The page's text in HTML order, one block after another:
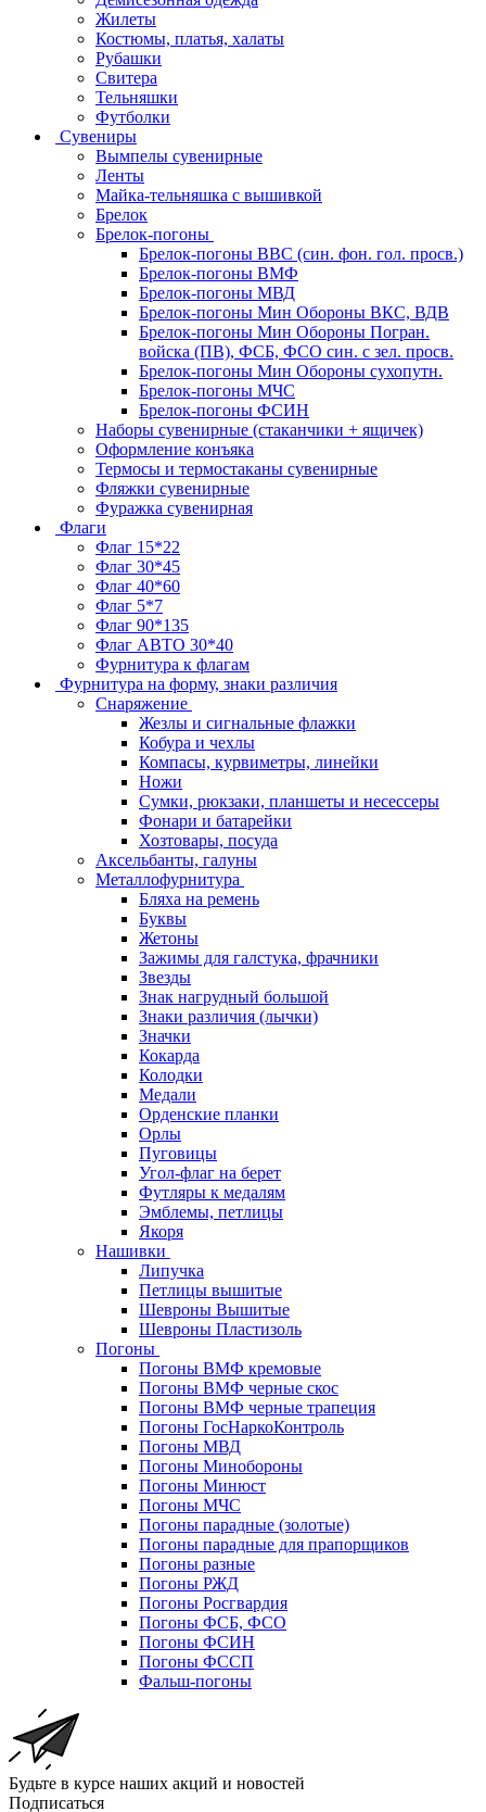
Жилеты
Костюмы, платья, халаты
Рубашки
Свитера
Тельняшки
Футболки
Сувениры
Вымпелы сувенирные
Ленты
Майка-тельняшка с вышивкой
Брелок
Брелок-погоны
Брелок-погоны ВВС (син. фон. гол. просв.)
Брелок-погоны ВМФ
Брелок-погоны МВД
Брелок-погоны Мин Обороны ВКС, ВДВ
Брелок-погоны Мин Обороны Погран.
войска (ПВ), ФСБ, ФСО син. с зел. просв.
Брелок-погоны Мин Обороны сухопутн.
Брелок-погоны МЧС
Брелок-погоны ФСИН
Наборы сувенирные (стаканчики + ящичек)
Оформление конъяка
Термосы и термостаканы сувенирные
Фляжки сувенирные
Фуражка сувенирная
Флаги
Флаг 15*22
Флаг 30*45
Флаг 40*60
Флаг 5*7
Флаг 90*135
Флаг АВТО 30*40
Фурнитура к флагам
Фурнитура на форму, знаки различия
Снаряжение
Жезлы и сигнальные флажки
Кобура и чехлы
Компасы, курвиметры, линейки
Ножи
Сумки, рюкзаки, планшеты и несессеры
Фонари и батарейки
Хозтовары, посуда
Аксельбанты, галуны
Металлофурнитура
Бляха на ремень
Буквы
Жетоны
Зажимы для галстука, фрачники
Звезды
Знак нагрудный большой
Знаки различия (лычки)
Значки
Кокарда
Колодки
Медали
Орденские планки
Орлы
Пуговицы
Угол-флаг на берет
Футляры к медалям
Эмблемы, петлицы
Якоря
Нашивки
Липучка
Петлицы вышитые
Шевроны Вышитые
Шевроны Пластизоль
Погоны
Погоны ВМФ кремовые
Погоны ВМФ черные скос
Погоны ВМФ черные трапеция
Погоны ГосНаркоКонтроль
Погоны МВД
Погоны Минобороны
Погоны Минюст
Погоны МЧС
Погоны парадные (золотые)
Погоны парадные для прапорщиков
Погоны разные
Погоны РЖД
Погоны Росгвардия
Погоны ФСБ, ФСО
Погоны ФСИН
Погоны ФССП
Фальш-погоны
Будьте в курсе наших акций и новостей
Подписаться